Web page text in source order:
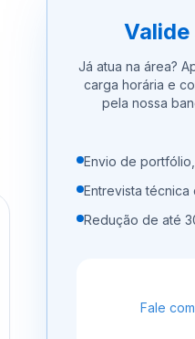
Já atua na área?
carga horária e
pela nossa
Envio de
Entrevista
Redução de até
Fale